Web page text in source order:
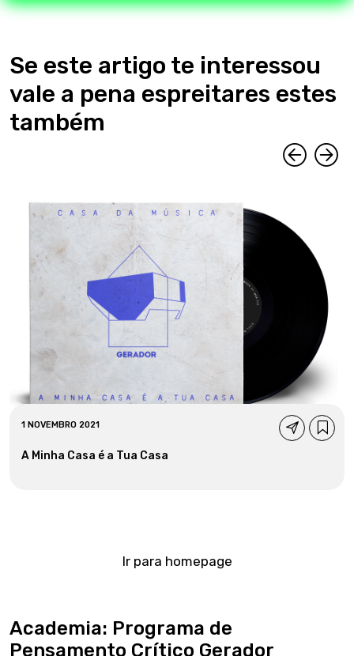
Se este artigo te interessou
vale a pena espreitares estes
também
1 NOVEMBRO 2021
A Minha Casa é a Tua Casa
Ir para homepage
Academia: Programa de
Pensamento Crítico Gerador